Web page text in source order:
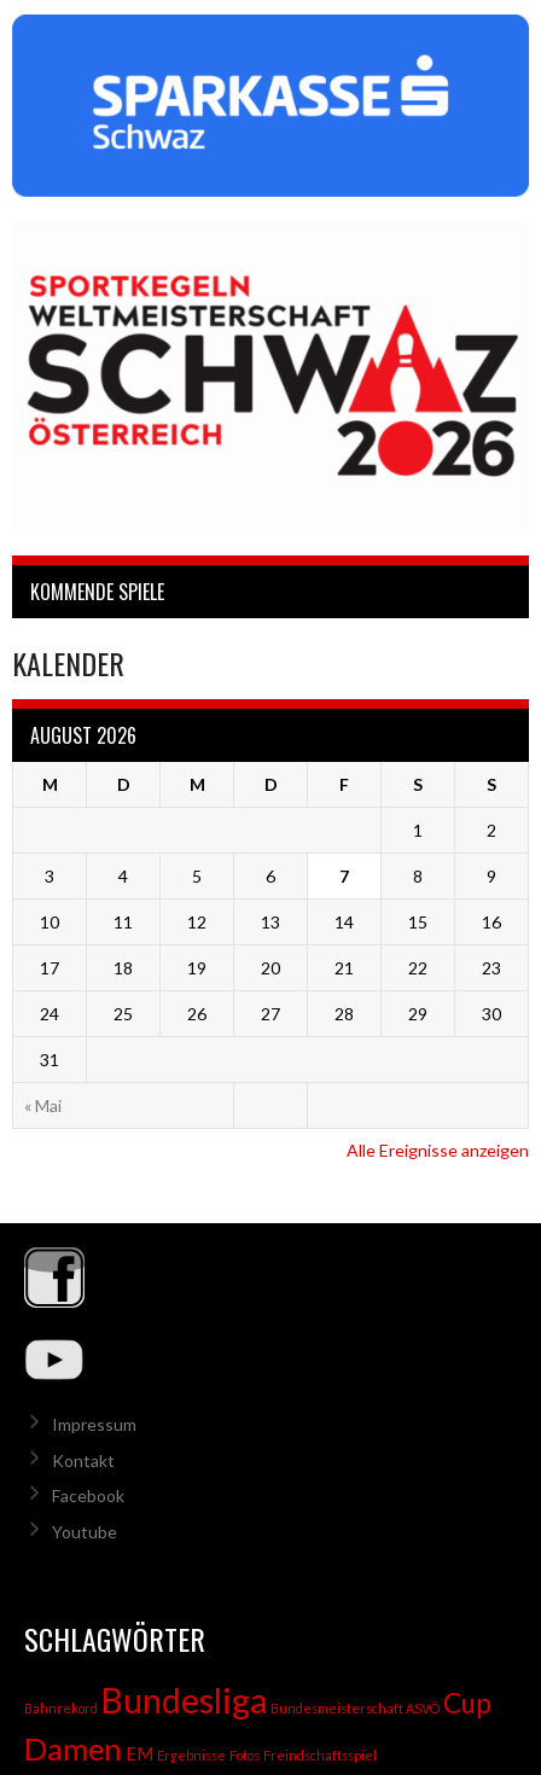
KOMMENDE SPIELE
KALENDER
AUGUST 2026
M D M D F S S
« Mai
1 2
3 4 5 6 7 8 9
10 11 12 13 14 15 16
17 18 19 20 21 22 23
24 25 26 27 28 29 30
31
Alle Ereignisse anzeigen
Impressum
Kontakt
Facebook
Youtube
SCHLAGWÖRTER
Bahnrekord Bundesliga Bundesmeisterschaft ASVÖ Cup
Damen EM Ergebnisse Fotos Freindschaftsspiel